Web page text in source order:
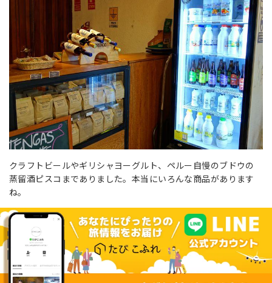
クラフトビールやギリシャヨーグルト、ペルー自慢のブドウの
蒸留酒ピスコまでありました。本当にいろんな商品があります
ね。